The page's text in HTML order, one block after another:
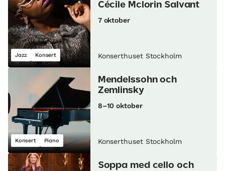
Jazz Konsert
Cécile Mclorin Salvant
7 oktober
Konserthuset Stockholm
Konsert Piano
Mendelssohn och
Zemlinsky
8–10 oktober
Konserthuset Stockholm
Soppa med cello och